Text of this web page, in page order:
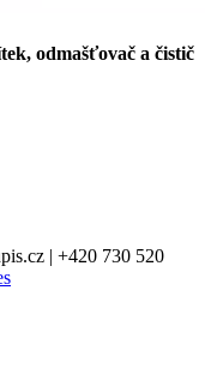
odmašťovač a čistič
| +420 730 520